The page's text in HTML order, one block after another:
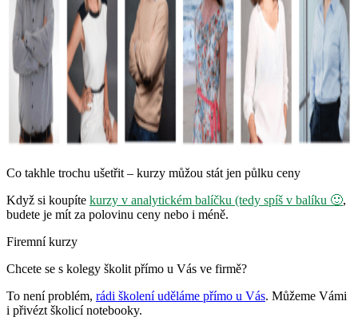
Co takhle trochu ušetřit – kurzy můžou stát jen půlku ceny
Když si koupíte kurzy v analytickém balíčku (tedy spíš v balíku 🙂,
budete je mít za polovinu ceny nebo i méně.
Firemní kurzy
Chcete se s kolegy školit přímo u Vás ve firmě?
To není problém, rádi školení uděláme přímo u Vás. Můžeme Vámi
i přivézt školicí notebooky.